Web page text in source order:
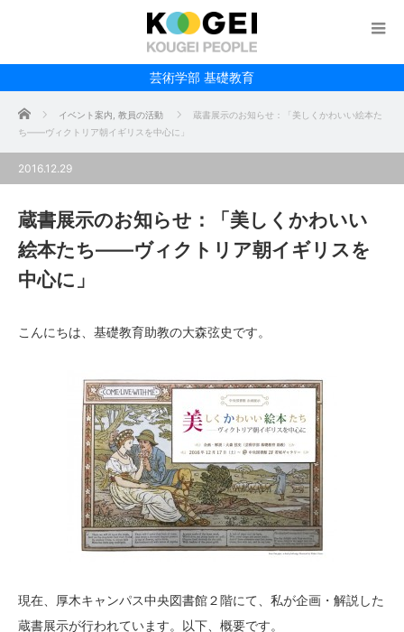
芸術学部 基礎教育
ホーム イベント案内 教員の活動
蔵書展示のお知らせ：「美しくかわいい絵本た
ち――ヴィクトリア朝イギリスを中心に」
2016.12.29
蔵書展示のお知らせ：「美しくかわいい
絵本たち――ヴィクトリア朝イギリスを
中心に」
こんにちは、基礎教育助教の大森弦史です。
現在、厚木キャンパス中央図書館２階にて、私が企画・解説した
蔵書展示が行われています。以下、概要です。